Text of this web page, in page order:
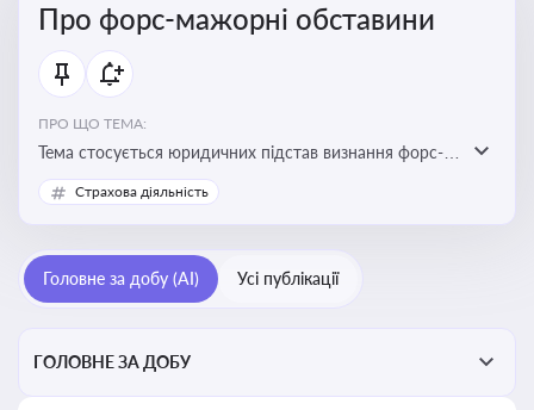
Про форс-мажорні обставини
ПРО ЩО ТЕМА:
Тема стосується юридичних підстав визнання форс-
мажорних обставин та звільнення від
відповідальності у зв'язку з їх настанням
Страхова діяльність
Головне за добу (AI) Усі публікації
ГОЛОВНЕ ЗА ДОБУ